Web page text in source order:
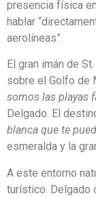
presencia física
hablar
aerolíneas”.
El gran imán de
sobre el Golfo de
somos las playas
Delgado. El
blanca que te
esmeralda y la
A este entorno
turístico. Delgado